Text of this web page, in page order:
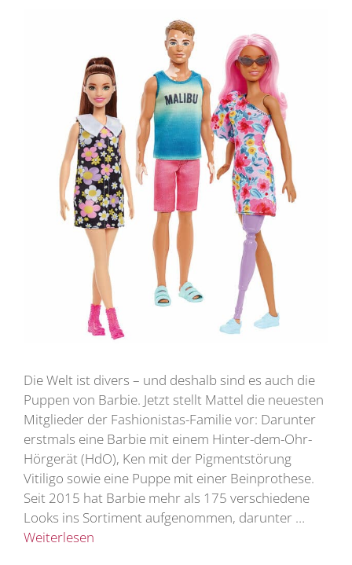
Die Welt ist divers – und deshalb sind es auch die
Puppen von Barbie. Jetzt stellt Mattel die neuesten
Mitglieder der Fashionistas-Familie vor: Darunter
erstmals eine Barbie mit einem Hinter-dem-Ohr-
Hörgerät (HdO), Ken mit der Pigmentstörung
Vitiligo sowie eine Puppe mit einer Beinprothese.
Seit 2015 hat Barbie mehr als 175 verschiedene
Looks ins Sortiment aufgenommen, darunter …
Weiterlesen